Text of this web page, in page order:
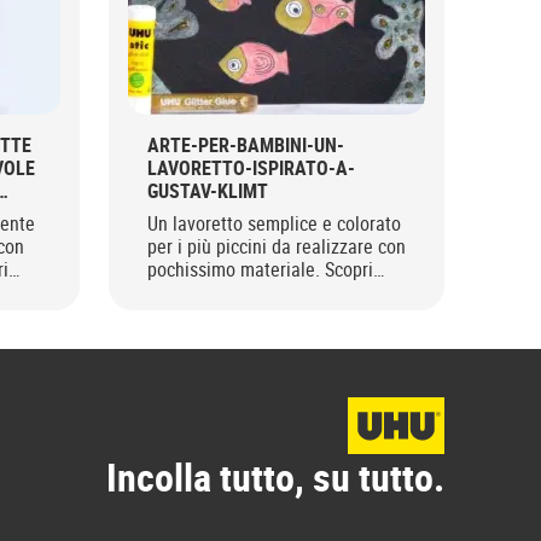
ARTE-PER-BAMBINI-UN-
LAVORETTO-ISPIRATO-A-
GUSTAV-KLIMT
Un lavoretto semplice e colorato
per i più piccini da realizzare con
pochissimo materiale. Scopri
Incolla tutto, su tutto.